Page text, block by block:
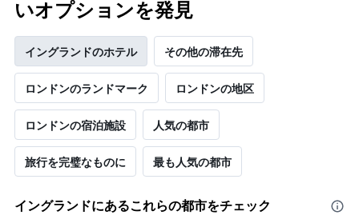
表
し
て
い
ま
す。
表
の
Y
軸
1​
本
客
いオプションを発見
イングランドのホテル その他の滞在先
ロンドンのランドマーク ロンドンの地区
ロンドンの宿泊施設 人気の都市
旅行を完璧なものに 最も人気の都市
イングランド​にあるこれらの都市をチェック